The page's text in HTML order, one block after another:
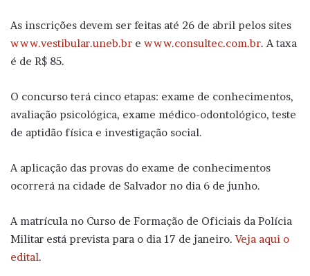
As inscrições devem ser feitas até 26 de abril pelos sites
www.vestibular.uneb.br e www.consultec.com.br. A taxa
é de R$ 85.
O concurso terá cinco etapas: exame de conhecimentos,
avaliação psicológica, exame médico-odontológico, teste
de aptidão física e investigação social.
A aplicação das provas do exame de conhecimentos
ocorrerá na cidade de Salvador no dia 6 de junho.
A matrícula no Curso de Formação de Oficiais da Polícia
Militar está prevista para o dia 17 de janeiro.Veja aqui o
edital.